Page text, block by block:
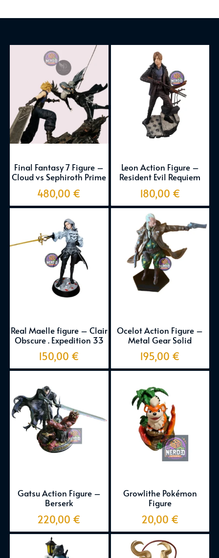
Final Fantasy 7 Figure –
Cloud vs Sephiroth Prime
480,00 €
Leon Action Figure –
Resident Evil Requiem
180,00 €
Real Maelle figure – Clair
Obscure . Expedition 33
150,00 €
Ocelot Action Figure –
Metal Gear Solid
195,00 €
Gatsu Action Figure –
Berserk
220,00 €
Growlithe Pokémon
Figure
20,00 €